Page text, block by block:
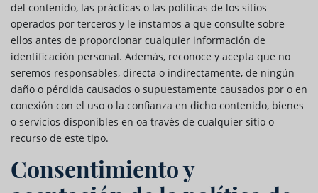
del contenido, las prácticas o las políticas de los sitios
operados por terceros y le instamos a que consulte sobre
ellos antes de proporcionar cualquier información de
identificación personal. Además, reconoce y acepta que no
seremos responsables, directa o indirectamente, de ningún
daño o pérdida causados o supuestamente causados por o en
conexión con el uso o la confianza en dicho contenido, bienes
o servicios disponibles en oa través de cualquier sitio o
recurso de este tipo.
Consentimiento y